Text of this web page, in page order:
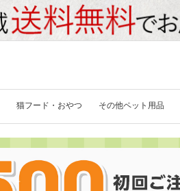
猫フード・おやつ その他ペット用品